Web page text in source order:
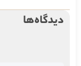
دیدگاه‌ها